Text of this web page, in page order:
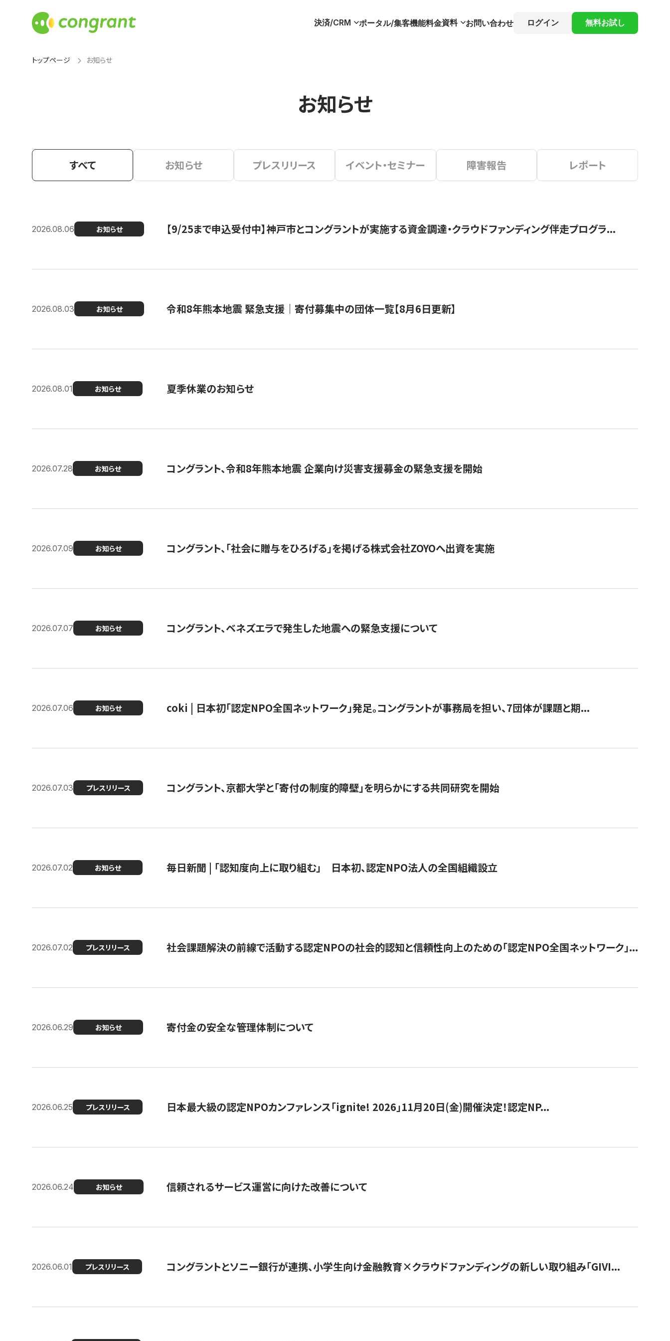
決済/CRM ポータル/集客機能料金資料 お問い合わせ ログイン 無料お試し
トップページ お知らせ
お知らせ
すべて お知らせ プレスリリース イベント・セミナー 障害報告 レポート
2026.08.06 お知らせ 【9/25まで申込受付中】神戸市とコングラントが実施する資金調達・クラウドファンディング伴走プログラ...
2026.08.03 お知らせ 令和8年熊本地震 緊急支援｜寄付募集中の団体一覧【8月6日更新】
2026.08.01 お知らせ 夏季休業のお知らせ
2026.07.28 お知らせ コングラント、令和8年熊本地震 企業向け災害支援募金の緊急支援を開始
2026.07.09 お知らせ コングラント、「社会に贈与をひろげる」を掲げる株式会社ZOYOへ出資を実施
2026.07.07 お知らせ コングラント、ベネズエラで発生した地震への緊急支援について
2026.07.06 お知らせ coki | 日本初「認定NPO全国ネットワーク」発足。コングラントが事務局を担い、7団体が課題と期...
2026.07.03 プレスリリース コングラント、京都大学と「寄付の制度的障壁」を明らかにする共同研究を開始
2026.07.02 お知らせ 毎日新聞 | 「認知度向上に取り組む」 日本初、認定NPO法人の全国組織設立
2026.07.02 プレスリリース 社会課題解決の前線で活動する認定NPOの社会的認知と信頼性向上のための「認定NPO全国ネットワーク」...
2026.06.29 お知らせ 寄付金の安全な管理体制について
2026.06.25 プレスリリース 日本最大級の認定NPOカンファレンス「ignite! 2026」11月20日(金)開催決定！認定NP...
2026.06.24 お知らせ 信頼されるサービス運営に向けた改善について
2026.06.01 プレスリリース コングラントとソニー銀行が連携、小学生向け金融教育×クラウドファンディングの新しい取り組み「GIVI...